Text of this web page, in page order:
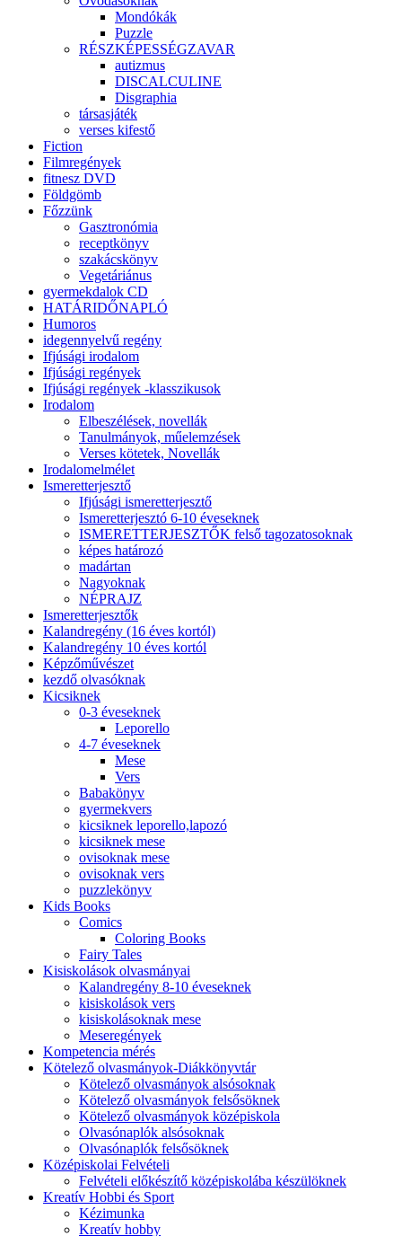
Mondókák
Puzzle
RÉSZKÉPESSÉGZAVAR
autizmus
DISCALCULINE
Disgraphia
társasjáték
verses kifestő
Fiction
Filmregények
fitnesz DVD
Földgömb
Főzzünk
Gasztronómia
receptkönyv
szakácskönyv
Vegetáriánus
gyermekdalok CD
HATÁRIDŐNAPLÓ
Humoros
idegennyelvű regény
Ifjúsági irodalom
Ifjúsági regények
Ifjúsági regények -klasszikusok
Irodalom
Elbeszélések, novellák
Tanulmányok, műelemzések
Verses kötetek, Novellák
Irodalomelmélet
Ismeretterjesztő
Ifjúsági ismeretterjesztő
Ismeretterjesztó 6-10 éveseknek
ISMERETTERJESZTŐK felső tagozatosoknak
képes határozó
madártan
Nagyoknak
NÉPRAJZ
Ismeretterjesztők
Kalandregény (16 éves kortól)
Kalandregény 10 éves kortól
Képzőművészet
kezdő olvasóknak
Kicsiknek
0-3 éveseknek
Leporello
4-7 éveseknek
Mese
Vers
Babakönyv
gyermekvers
kicsiknek leporello,lapozó
kicsiknek mese
ovisoknak mese
ovisoknak vers
puzzlekönyv
Kids Books
Comics
Coloring Books
Fairy Tales
Kisiskolások olvasmányai
Kalandregény 8-10 éveseknek
kisiskolások vers
kisiskolásoknak mese
Meseregények
Kompetencia mérés
Kötelező olvasmányok-Diákkönyvtár
Kötelező olvasmányok alsósoknak
Kötelező olvasmányok felsősöknek
Kötelező olvasmányok középiskola
Olvasónaplók alsósoknak
Olvasónaplók felsősöknek
Középiskolai Felvételi
Felvételi előkészítő középiskolába készülöknek
Kreatív Hobbi és Sport
Kézimunka
Kreatív hobby